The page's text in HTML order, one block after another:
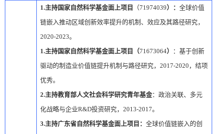
1.主持国家自然科学基金面上项目 （71974039）： 全球价值
链嵌入推动区域创新效率提升的机制、效应及其路径研究，
2020-2023。
1.主持国家自然科学基金面上项目（71673064）
：基于创新
驱动的制造业价值链提升机制与路径研究， 2017-2020 ，结项
优秀。
2.主持教育部人文社会科学研究青年基金：政治关联、多元
化战略与企业R&D投资研究， 2013-2017。
3.主持广东省自然科学基金面上项目： 全球价值链嵌入的创